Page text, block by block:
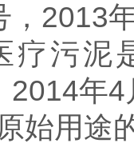
，2013
污泥是
2014年
用途的